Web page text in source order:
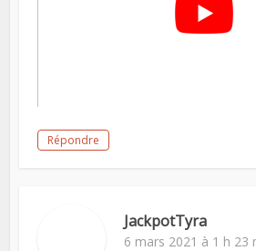
Répondre
JackpotTyra
6 mars 2021 à 1 h 23